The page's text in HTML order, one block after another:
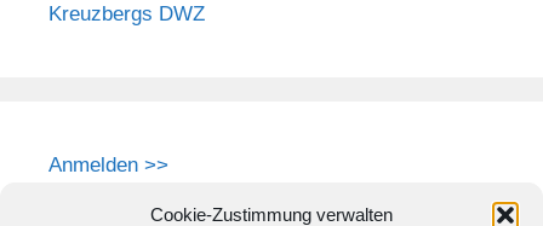
Cookie-Zustimmung verwalten
Kreuzbergs DWZ
Anmelden >>